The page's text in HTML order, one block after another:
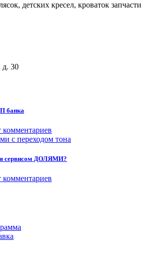
детских кресел, кроваток запчасти
д. 30
банка
комментариев
сервисом ДОЛЯМИ?
комментариев